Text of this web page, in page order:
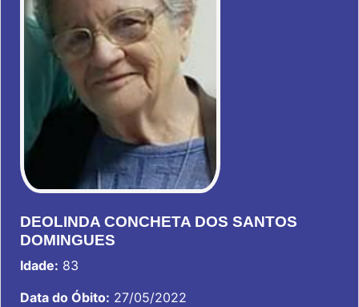
DEOLINDA CONCHETA DOS SANTOS
DOMINGUES
Idade: 83
Data do Óbito: 27/05/2022